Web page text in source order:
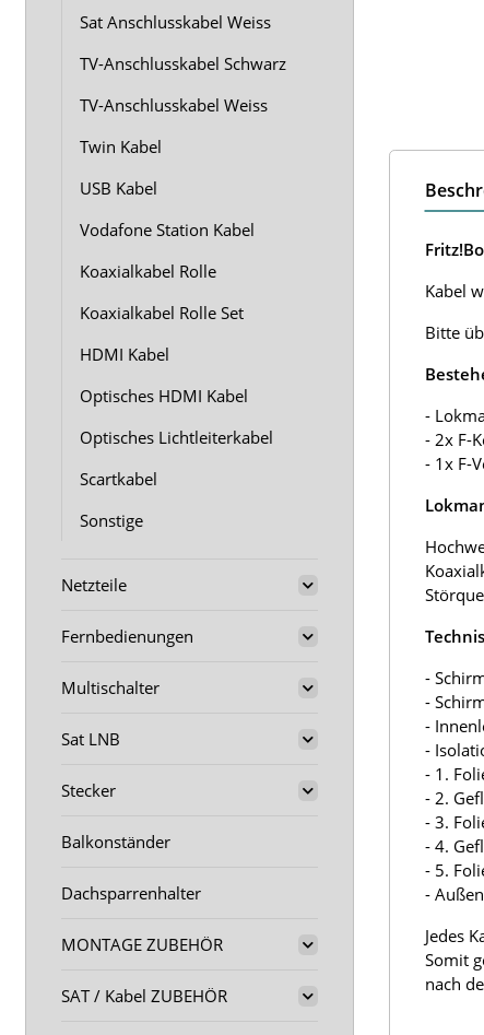
Kabel
Bitte
-
- 2x F-
- 1x F-
-
-
-
-
- 1.
- 2.
- 3.
- 4.
- 5.
-
Jedes
Somit
nach
Sat Anschlusskabel Weiss
TV-Anschlusskabel Schwarz
TV-Anschlusskabel Weiss
Twin Kabel
USB Kabel
Vodafone Station Kabel
Koaxialkabel Rolle
Koaxialkabel Rolle Set
HDMI Kabel
Optisches HDMI Kabel
Optisches Lichtleiterkabel
Scartkabel
Sonstige
Netzteile
Fernbedienungen
Multischalter
Sat LNB
Stecker
Balkonständer
Dachsparrenhalter
MONTAGE ZUBEHÖR
SAT / Kabel ZUBEHÖR